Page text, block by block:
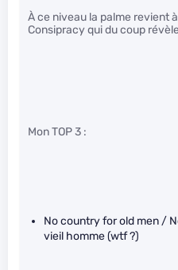
À ce niveau la palme revient
Consipracy qui du coup
Mon TOP 3 :
No country for old men /
vieil homme (wtf ?)